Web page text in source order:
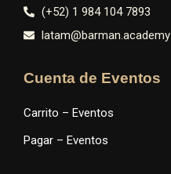
(+52) 1 984 104 7893
latam@barman.academy
Cuenta de Eventos
Carrito – Eventos
Pagar – Eventos